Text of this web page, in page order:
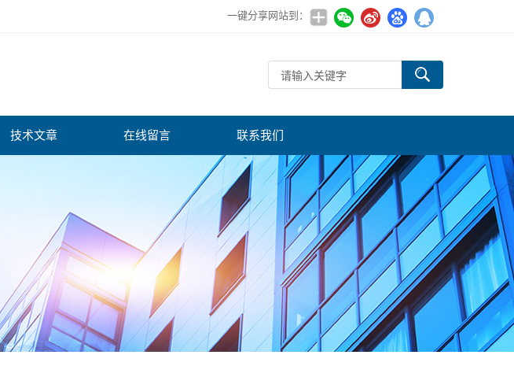
一键分享网站到：
技术文章 在线留言 联系我们